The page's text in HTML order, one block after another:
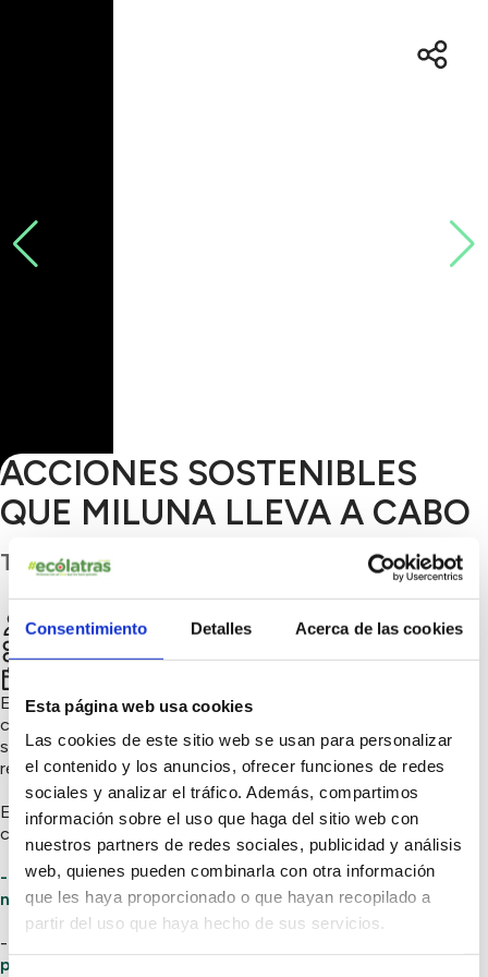
Consentimiento Detalles Acerca de las cookies
Esta página web usa cookies
Las cookies de este sitio web se usan para personalizar
el contenido y los anuncios, ofrecer funciones de redes
sociales y analizar el tráfico. Además, compartimos
información sobre el uso que haga del sitio web con
nuestros partners de redes sociales, publicidad y análisis
web, quienes pueden combinarla con otra información
que les haya proporcionado o que hayan recopilado a
partir del uso que haya hecho de sus servicios.
ACCIONES SOSTENIBLES
QUE MILUNA LLEVA A CABO
Toledo
ALEJANDRO BOSCH
Chatear
En el Hotel Miluna apostamos por el esfuerzo y la implicación
con nuestra gente y nuestro planeta. Nuestro
siempre estará, enfocado hacia la salud, la sostenibilidad, el
reciclaje, la acción social y el cuidado del medio ambiente.
En muestra de ello, he aquí algunas acciones de nuestro
compromiso:
- Proyectos de reforestación o conservación de espacios
naturales
-
productores, artesanos, talleres, actividades, guías